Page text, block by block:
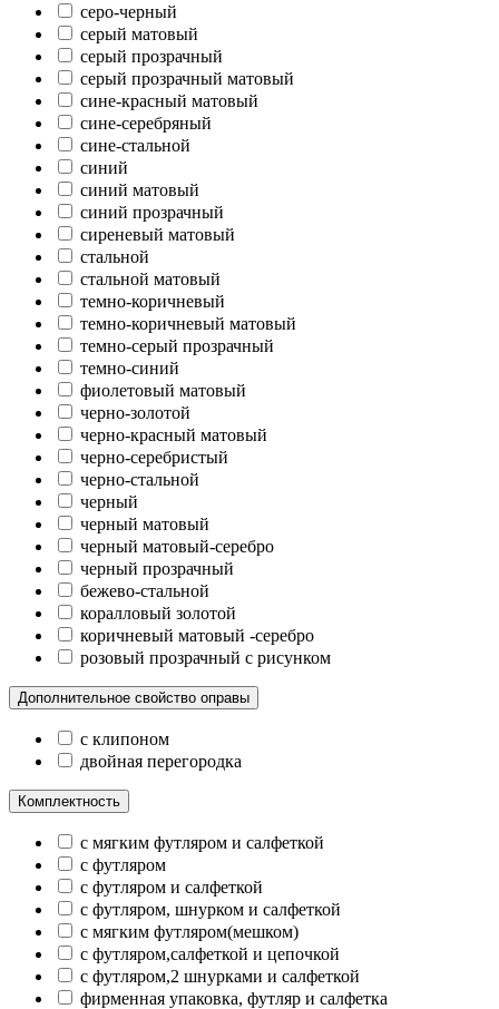
серо-черный
серый матовый
серый прозрачный
серый прозрачный матовый
сине-красный матовый
сине-серебряный
сине-стальной
синий
синий матовый
синий прозрачный
сиреневый матовый
стальной
стальной матовый
темно-коричневый
темно-коричневый матовый
темно-серый прозрачный
темно-синий
фиолетовый матовый
черно-золотой
черно-красный матовый
черно-серебристый
черно-стальной
черный
черный матовый
черный матовый-серебро
черный прозрачный
бежево-стальной
коралловый золотой
коричневый матовый -серебро
розовый прозрачный с рисунком
Дополнительное свойство оправы
с клипоном
двойная перегородка
Комплектность
с мягким футляром и салфеткой
с футляром
с футляром и салфеткой
с футляром, шнурком и салфеткой
с мягким футляром(мешком)
с футляром,салфеткой и цепочкой
с футляром,2 шнурками и салфеткой
фирменная упаковка, футляр и салфетка